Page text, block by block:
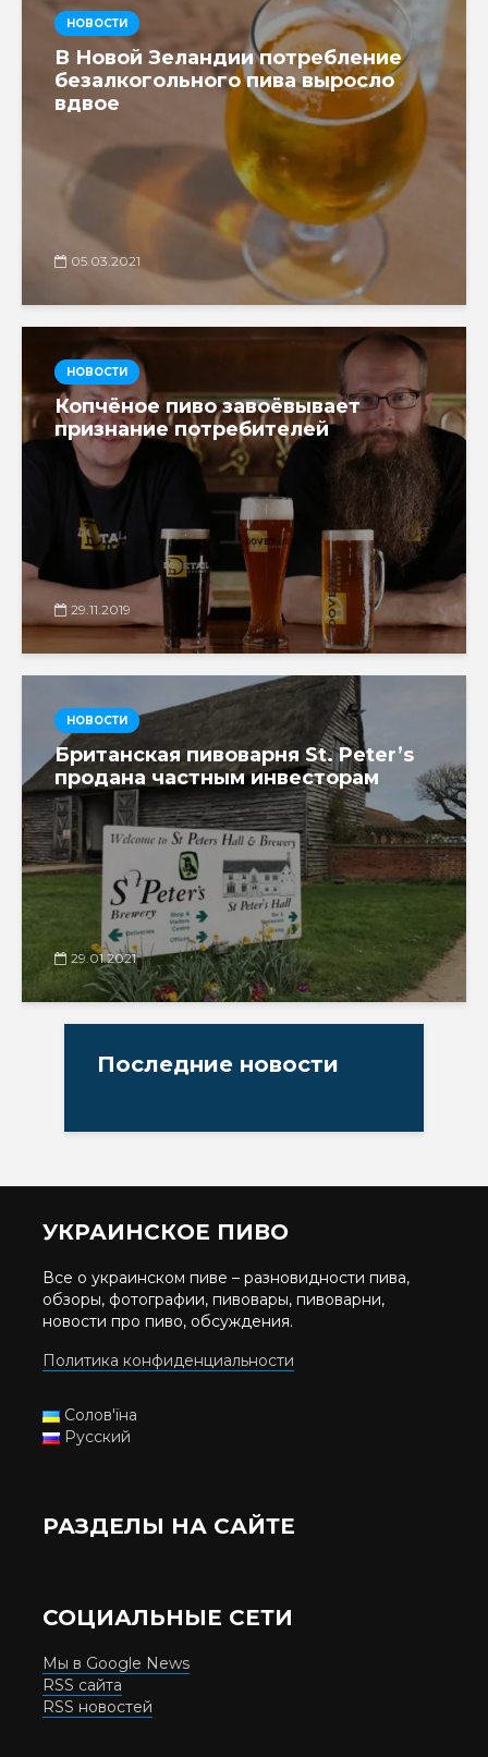
НОВОСТИ
В Новой Зеландии потребление
безалкогольного пива выросло
вдвое
05.03.2021
НОВОСТИ
Копчёное пиво завоёвывает
признание потребителей
29.11.2019
НОВОСТИ
Британская пивоварня St. Peter’s
продана частным инвесторам
29.01.2021
Последние новости
УКРАИНСКОЕ ПИВО
Все о украинском пиве – разновидности пива,
обзоры, фотографии, пивовары, пивоварни,
новости про пиво, обсуждения.
Политика конфиденциальности
Солов'їна
Русский
РАЗДЕЛЫ НА САЙТЕ
СОЦИАЛЬНЫЕ СЕТИ
Мы в Google News
RSS сайта
RSS новостей